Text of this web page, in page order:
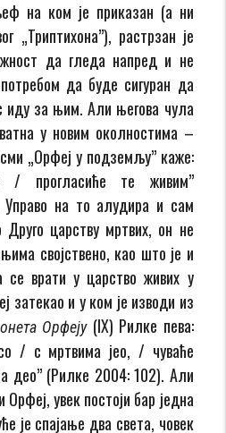
на ком је приказан (а ни
„Триптихона”), растрзан је
да гледа напред и не
да буде сигуран да
иду за њим. Али његова чула
у новим околностима –
„Орфеј у подземљу” каже:
/ прогласиће те живим”
на то алудира и сам
царству мртвих, он не
својствено, као што је и
се врати у царство живих у
затекао и у ком је изводи из
Орфеју (IХ) Рилке пева:
/ с мртвима јео, / чуваће
део” (Рилке 2004: 102). Али
увек постоји бар једна
је спајање два света, човек